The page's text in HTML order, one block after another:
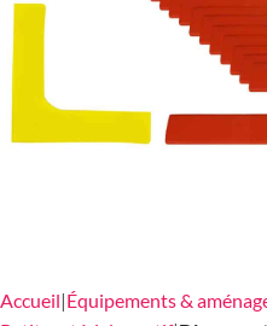
Accueil Équipements &